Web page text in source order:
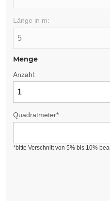
Länge in m:
Menge
Anzahl:
Quadratmeter*:
*bitte Verschnitt von 5% bis 10%